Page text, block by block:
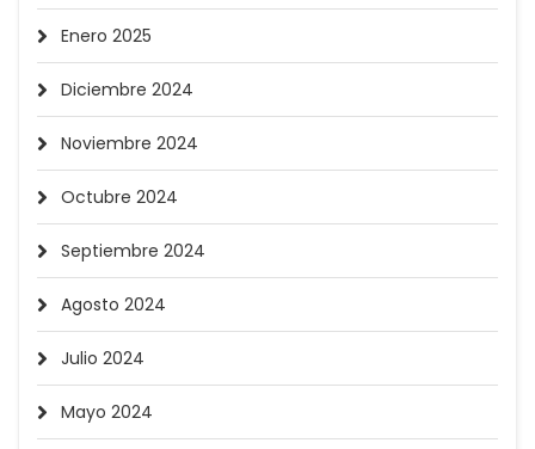
Enero 2025
Diciembre 2024
Noviembre 2024
Octubre 2024
Septiembre 2024
Agosto 2024
Julio 2024
Mayo 2024